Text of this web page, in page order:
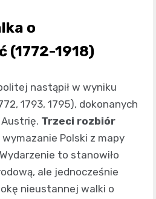
o
(1772-1918)
nastąpił w wyniku
1793, 1795), dokonanych
Trzeci rozbiór
wymazanie Polski z mapy
to stanowiło
ale jednocześnie
nieustannej walki o